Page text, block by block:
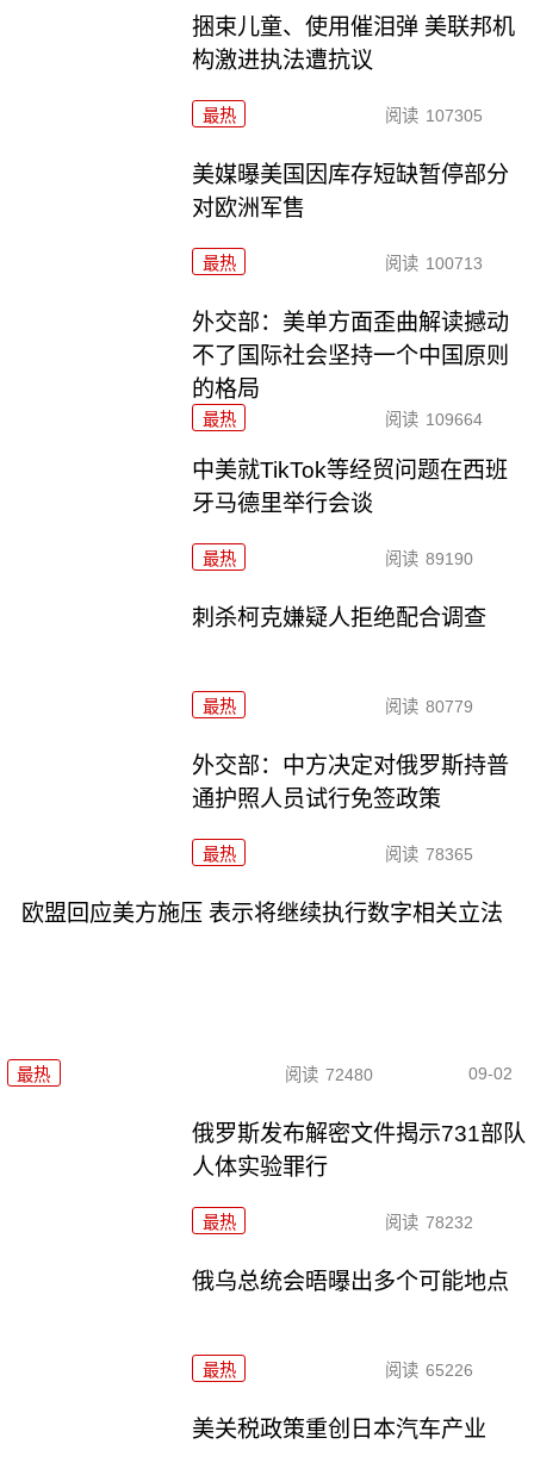
捆束儿童、使用催泪弹 美联邦机
构激进执法遭抗议
最热 阅读 107305
美媒曝美国因库存短缺暂停部分
对欧洲军售
最热 阅读 100713
外交部：美单方面歪曲解读撼动
不了国际社会坚持一个中国原则
的格局
最热 阅读 109664
中美就TikTok等经贸问题在西班
牙马德里举行会谈
最热 阅读 89190
刺杀柯克嫌疑人拒绝配合调查
最热 阅读 80779
外交部：中方决定对俄罗斯持普
通护照人员试行免签政策
最热 阅读 78365
欧盟回应美方施压 表示将继续执行数字相关立法
最热 阅读 72480 09-02
俄罗斯发布解密文件揭示731部队
人体实验罪行
最热 阅读 78232
俄乌总统会晤曝出多个可能地点
最热 阅读 65226
美关税政策重创日本汽车产业